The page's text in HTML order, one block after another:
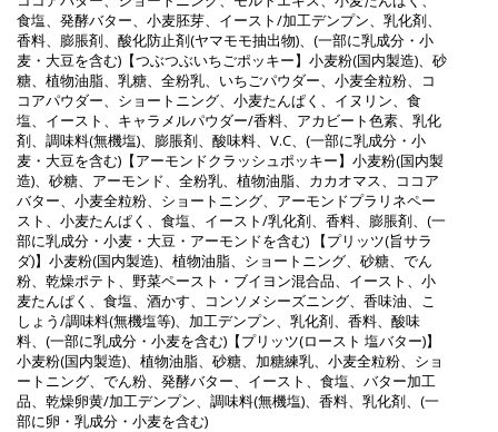
食塩、発酵バター、小麦胚芽、イースト/加工デンプン、乳化剤、
香料、膨脹剤、酸化防止剤(ヤマモモ抽出物)、(一部に乳成分・小
麦・大豆を含む)【つぶつぶいちごポッキー】小麦粉(国内製造)、砂
糖、植物油脂、乳糖、全粉乳、いちごパウダー、小麦全粒粉、コ
コアパウダー、ショートニング、小麦たんぱく、イヌリン、食
塩、イースト、キャラメルパウダー/香料、アカビート色素、乳化
剤、調味料(無機塩)、膨脹剤、酸味料、V.C、(一部に乳成分・小
麦・大豆を含む)【アーモンドクラッシュポッキー】小麦粉(国内製
造)、砂糖、アーモンド、全粉乳、植物油脂、カカオマス、ココア
バター、小麦全粒粉、ショートニング、アーモンドプラリネペー
スト、小麦たんぱく、食塩、イースト/乳化剤、香料、膨脹剤、(一
部に乳成分・小麦・大豆・アーモンドを含む) 【プリッツ(旨サラ
ダ)】小麦粉(国内製造)、植物油脂、ショートニング、砂糖、でん
粉、乾燥ポテト、野菜ペースト・ブイヨン混合品、イースト、小
麦たんぱく、食塩、酒かす、コンソメシーズニング、香味油、こ
しょう/調味料(無機塩等)、加工デンプン、乳化剤、香料、酸味
料、(一部に乳成分・小麦を含む)【プリッツ(ロースト 塩バター)】
小麦粉(国内製造)、植物油脂、砂糖、加糖練乳、小麦全粒粉、ショ
ートニング、でん粉、発酵バター、イースト、食塩、バター加工
品、乾燥卵黄/加工デンプン、調味料(無機塩)、香料、乳化剤、(一
部に卵・乳成分・小麦を含む)